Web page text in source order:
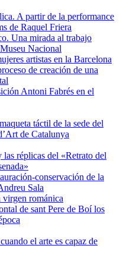
A partir de la performance
de Raquel Friera
Una mirada al trabajo
Nacional
artistas en la Barcelona
de creación de una
Antoni Fabrés en el
táctil de la sede del
de Catalunya
réplicas del «Retrato del
conservación de la
Sala
virgen románica
de sant Pere de Boí los
el arte es capaz de